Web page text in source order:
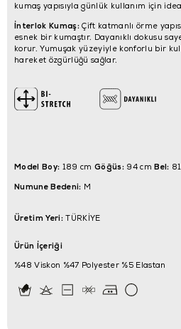
kumaş yapısıyla günlük kullanım için
İnterlok Kumaş:Çift katmanlı örme
esnek bir kumaştır. Dayanıklı dokusu
korur. Yumuşak yüzeyiyle konforlu bir
hareket özgürlüğü sağlar.
Model Boy: 189 cm Göğüs:94 cmBel:
Numune Bedeni: M
Üretim Yeri:TÜRKİYE
Ürün İçeriği
%48 Viskon %47 Polyester %5 Elastan